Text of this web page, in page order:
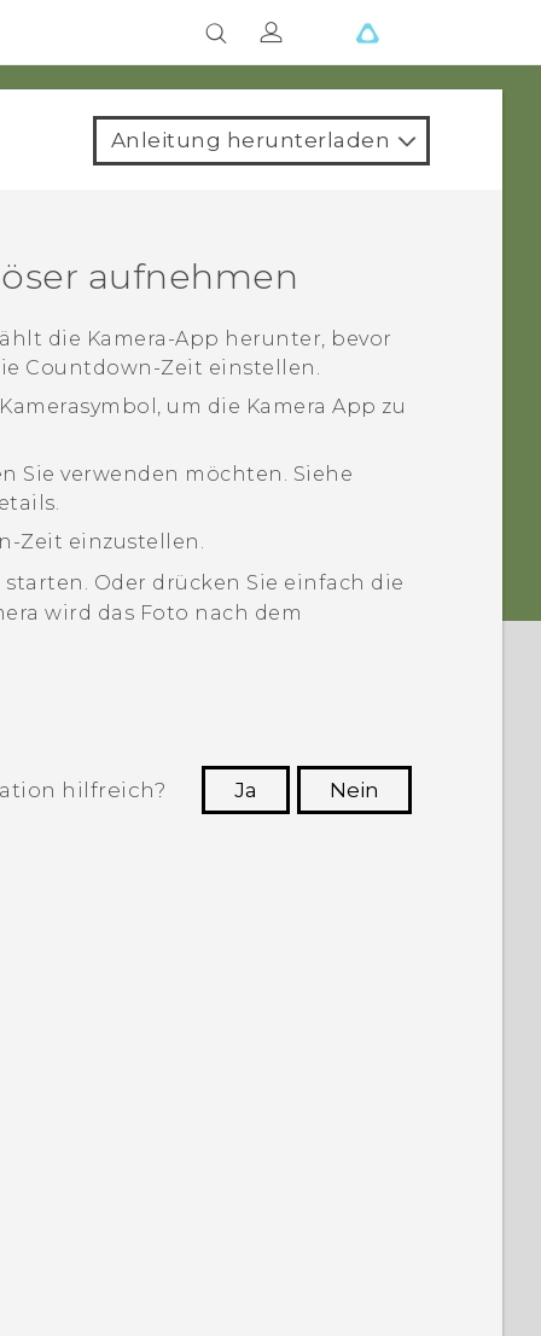
Anleitung herunterladen
aufnehmen
die Kamera -App herunter, bevor
Countdown-Zeit einstellen.
um die Kamera App zu
Sie verwenden möchten. Siehe
Zeit einzustellen.
Oder drücken Sie einfach die
wird das Foto nach dem
hilfreich? Ja
Nein